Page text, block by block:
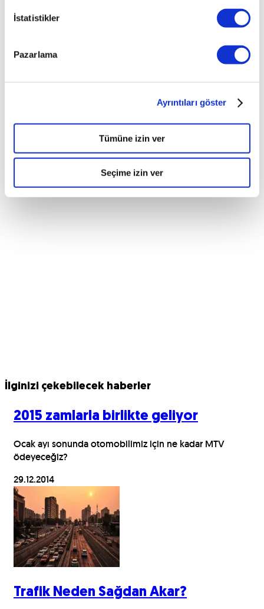
İstatistikler
Pazarlama
Ayrıntıları göster
Tümüne izin ver
Seçime izin ver
İlginizi çekebilecek haberler
2015 zamlarla birlikte geliyor
Ocak ayı sonunda otomobilimiz için ne kadar MTV
ödeyeceğiz?
29.12.2014
Trafik Neden Sağdan Akar?